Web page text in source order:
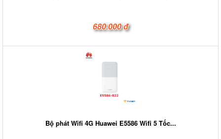
680.000 đ
Bộ phát Wifi 4G Huawei E5586 Wifi 5 Tốc...